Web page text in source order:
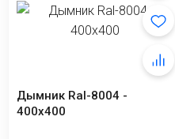
Дымник Ral-8004 -
400х400